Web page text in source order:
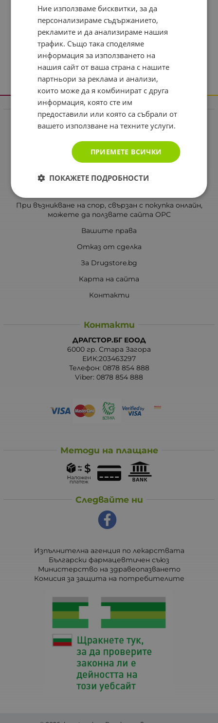
Информация
Реклама в drugstore.bg
Доставка и плащане
Общи условия за ползване
При възникване на спор, свързан с покупка онлайн,
можете да ползвате сайта ОРС
Вашите права
Отказ от сделка
За Drugstore.bg
Карта на сайта
Контакти
Контакти
ДРАГСТОР.БГ ЕООД
6000 гр. Стара Загора
ЕИК:203463297
Телефон: 0878 854 888
Viber: 0878 854 888
Методи на плащане
Следвайте ни
Изпълнителна агенция по лекарствата
Български фармацевтичен съюз
Министерство на здравеопазването
Комисия за защита на потребителите
Ние използваме бисквитки, за да
персонализираме съдържанието,
рекламите и да анализираме нашия
трафик. Също така споделяме
информация за използването на
нашия сайт от ваша страна с нашите
партньори за реклама и анализи,
които може да я комбинират с друга
информация, която сте им
предоставили или която са събрали от
вашето използване на техните услуги.
ПРИЕМЕТЕ ВСИЧКИ
ПОКАЖЕТЕ ПОДРОБНОСТИ